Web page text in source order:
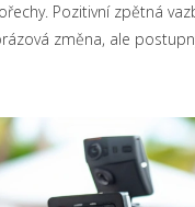
Pozitivní zpětná
změna, ale